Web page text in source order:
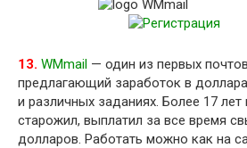
13. WMmail — один из первых
предлагающий заработок в
и различных заданиях. Более 17
старожил, выплатил за все время
долларов. Работать можно как на